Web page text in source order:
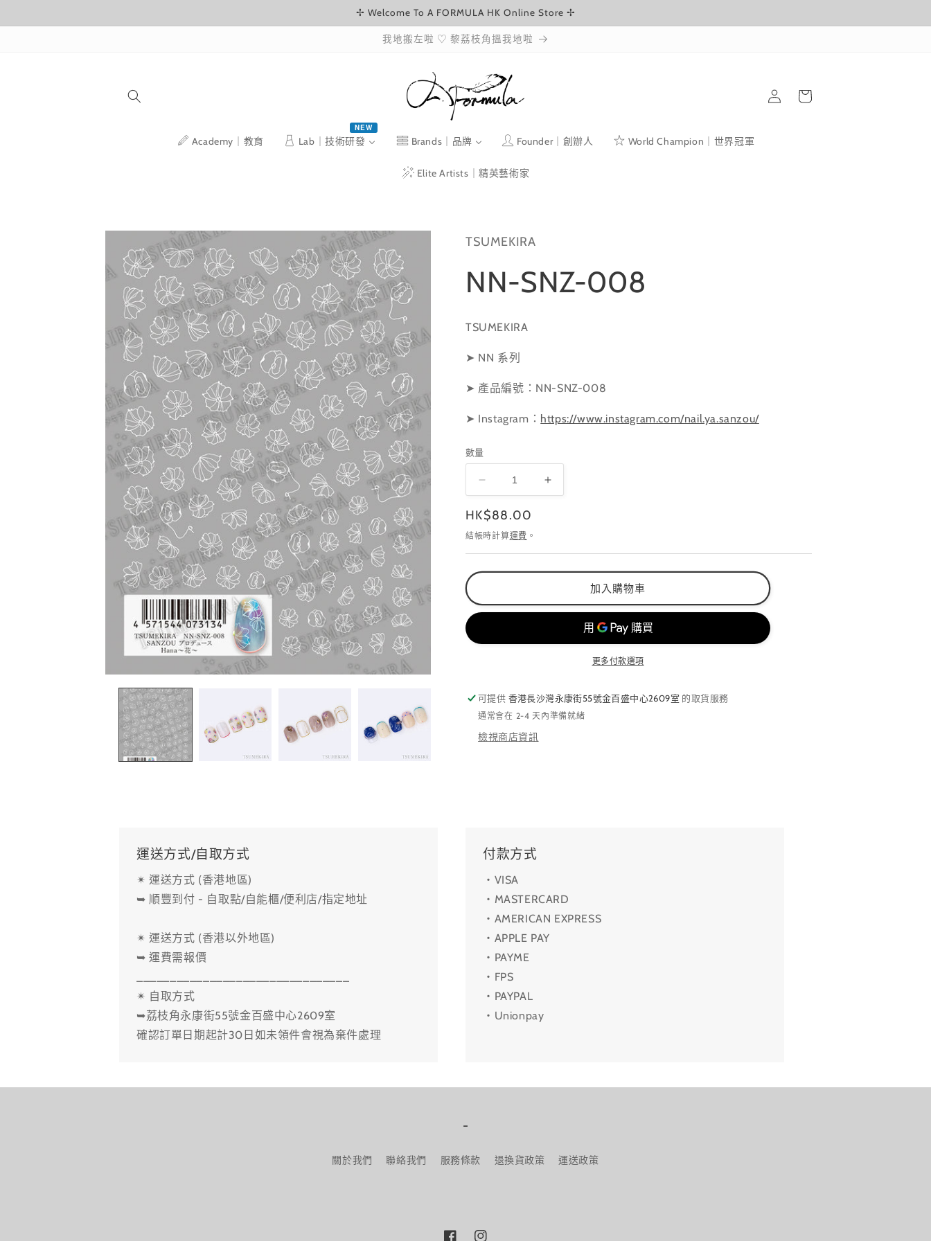
✢ Welcome To A FORMULA HK Online Store ✢
我地搬左啦 ♡ 黎荔枝角搵我地啦
Academy｜教育 Lab｜技術研發
NEW
Brands｜品牌 Founder｜創辦人 World Champion｜世界冠軍
Elite Artists｜精英藝術家
登
入
物
略過產品
資訊
TSUMEKIRA
NN-SNZ-008
TSUMEKIRA
➤ NN 系列
➤ 產品編號：NN-SNZ-008
➤ Instagram ： https://www.instagram.com/nail.ya.sanzou/
數量
SNZ-
008
數
量
減
NN-
SNZ-
量
增
定
價
HK$88.00
結帳時計算運費 。
加入購物車
更多付款選項
可提供 香港長沙灣永康街55號金百盛中心2609室 的取貨服務
通常會在 2-4 天內準備就緒
檢視商店資訊
運送方式/自取方式
✴ 運送方式 (香港地區)
➥ 順豐到付 - 自取點/自能櫃/便利店/指定地址
✴ 運送方式 (香港以外地區)
➥ 運費需報價
✴ 自取方式
➥荔枝角永康街55號金百盛中心2609室
確認訂單日期起計30日如未領件會視為棄件處理
付款方式
・VISA
・MASTERCARD
・AMERICAN EXPRESS
・APPLE PAY
・PAYME
・FPS
・PAYPAL
・Unionpay
-
關於我們 聯絡我們 服務條款 退換貨政策 運送政策